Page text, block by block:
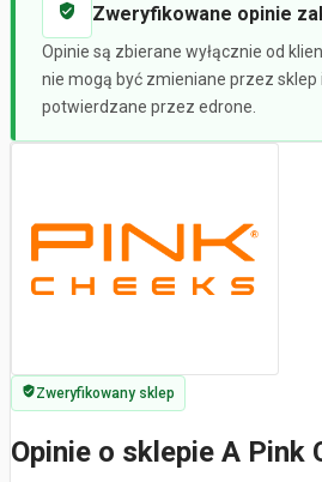
Zweryfikowane opinie
Opinie są zbierane wyłącznie od
nie mogą być zmieniane przez sklep
potwierdzane przez edrone.
Zweryfikowany sklep
Opinie o sklepie A Pink